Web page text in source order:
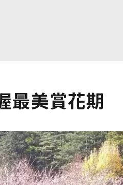
最美賞花期